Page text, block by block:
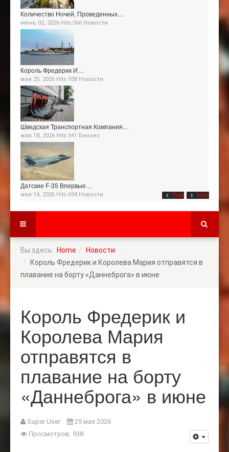
Prev Next
Количество Ночей, Проведенных…
июнь 02, 2026 Hits:566 Новости
Король Фредерик И…
мая 25, 2026 Hits:938 Новости
Шведская Транспортная Компания…
мая 18, 2026 Hits:541 Бизнес
Датские F-35 Впервые…
мая 14, 2026 Hits:694 Новости
Вы здесь: Home
Новости
Король Фредерик и Королева Мария отправятся в
плавание на борту «Даннеброга» в июне
Король Фредерик и
Королева Мария
отправятся в
плавание на борту
«Даннеброга» в июне
Super User
25 мая 2026
Просмотров: 938